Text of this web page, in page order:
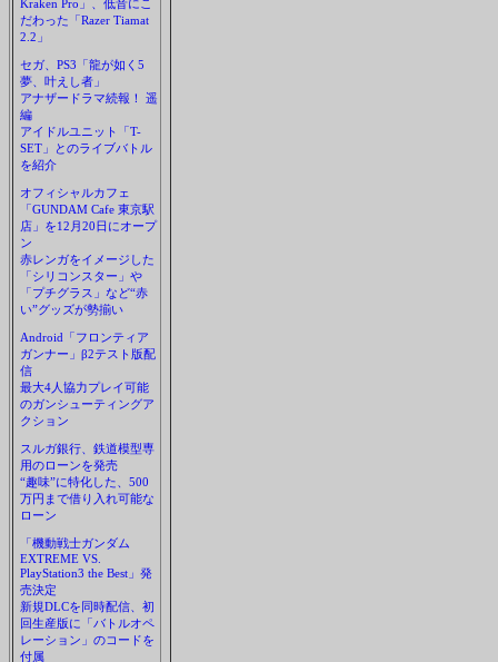
Kraken Pro」、低音にこ
だわった「Razer Tiamat
2.2」
セガ、PS3「龍が如く5
夢、叶えし者」
アナザードラマ続報！ 遥
編
アイドルユニット「T-
SET」とのライブバトル
を紹介
オフィシャルカフェ
「GUNDAM Cafe 東京駅
店」を12月20日にオープ
ン
赤レンガをイメージした
「シリコンスター」や
「プチグラス」など“赤
い”グッズが勢揃い
Android「フロンティア
ガンナー」β2テスト版配
信
最大4人協力プレイ可能
のガンシューティングア
クション
スルガ銀行、鉄道模型専
用のローンを発売
“趣味”に特化した、500
万円まで借り入れ可能な
ローン
「機動戦士ガンダム
EXTREME VS.
PlayStation3 the Best」発
売決定
新規DLCを同時配信、初
回生産版に「バトルオペ
レーション」のコードを
付属